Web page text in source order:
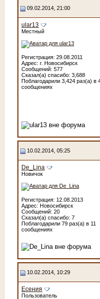
09.02.2014, 21:00
ular13
Местный
Регистрация: 29.08.2011
Адрес: г. Новосибирск
Сообщений: 577
Сказал(а) спасибо: 3,688
Поблагодарили 3,424 раз(а) в
сообщениях
10.02.2014, 05:25
De_Lina
Новичок
Регистрация: 12.08.2013
Адрес: Новосибирск
Сообщений: 20
Сказал(а) спасибо: 7
Поблагодарили 79 раз(а) в 11
сообщениях
10.02.2014, 10:29
Есения
Пользователь